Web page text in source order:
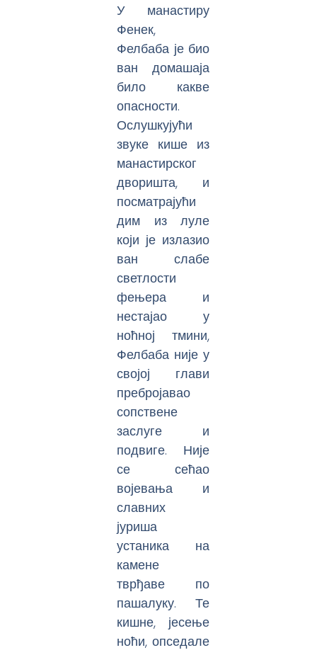
У манастиру
Фенек,
Фелбаба је био
ван домашаја
било какве
опасности.
Ослушкујући
звуке кише из
манастирског
дворишта, и
посматрајући
дим из луле
који је излазио
ван слабе
светлости
фењера и
нестајао у
ноћној тмини,
Фелбаба није у
својој глави
пребројавао
сопствене
заслуге и
подвиге. Није
се сећао
војевања и
славних
јуриша
устаника на
камене
тврђаве по
пашалуку. Те
кишне, јесење
ноћи, опседале